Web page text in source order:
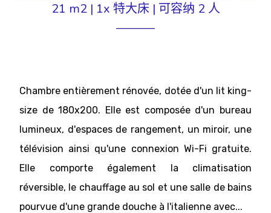
21 m2 | 1x 特大床 | 可容纳 2 人
Chambre entièrement rénovée, dotée d'un lit king-
size de 180x200. Elle est composée d'un bureau
lumineux, d'espaces de rangement, un miroir, une
télévision ainsi qu'une connexion Wi-Fi gratuite.
Elle comporte également la climatisation
réversible, le chauffage au sol et une salle de bains
pourvue d'une grande douche à l'italienne avec...